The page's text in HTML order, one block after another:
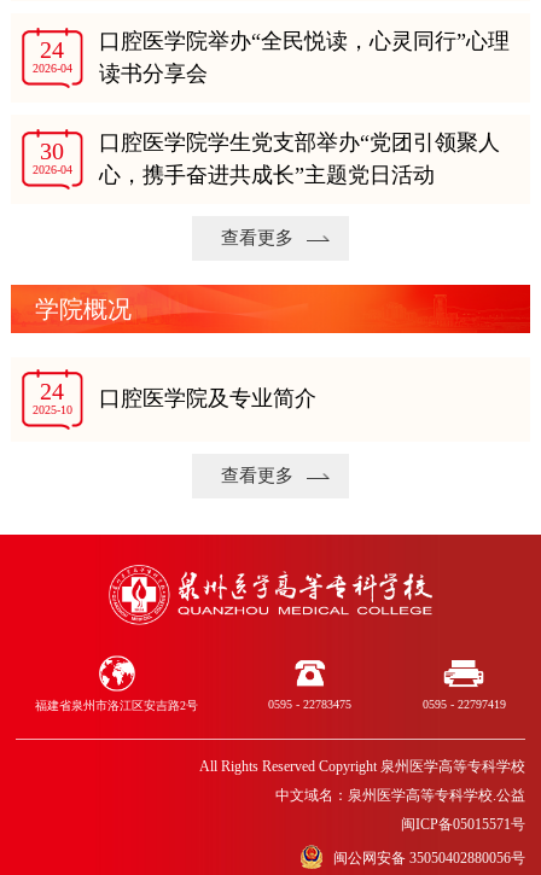
24
2026-04
口腔医学院举办“全民悦读，心灵同行”心理
读书分享会
30
2026-04
口腔医学院学生党支部举办“党团引领聚人
心，携手奋进共成长”主题党日活动
查看更多
学院概况
24
2025-10 口腔医学院及专业简介
查看更多
福建省泉州市洛江区安吉路2号 0595 - 22783475 0595 - 22797419
All Rights Reserved Copyright 泉州医学高等专科学校
中文域名：泉州医学高等专科学校.公益
闽ICP备05015571号
闽公网安备 35050402880056号